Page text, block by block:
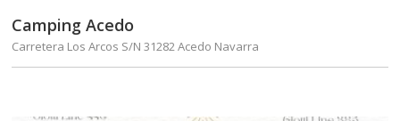
Camping Acedo
Carretera Los Arcos S/N 31282 Acedo Navarra